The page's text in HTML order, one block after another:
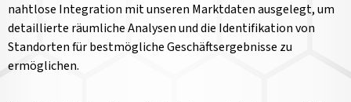
nahtlose Integration mit unseren Marktdaten ausgelegt, um
detaillierte räumliche Analysen und die Identifikation von
Standorten für bestmögliche Geschäftsergebnisse zu
ermöglichen.